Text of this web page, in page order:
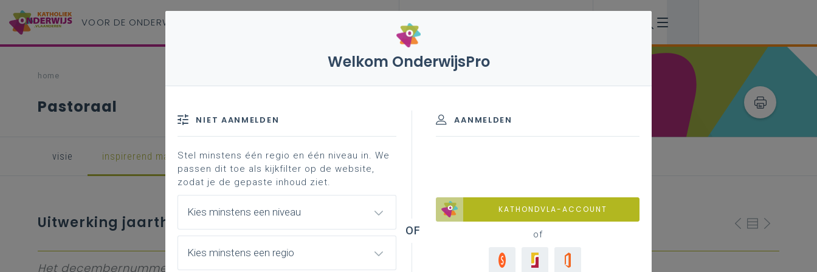
VOOR DE ONDERWIJS
home
Pastoraal
visie inspirerend materiaal rouw en verlies bezinning voor leerlingen
Uitwerking jaarthema Leeftocht – materialen advent en Kerstmis so
Het decembernummer van Leeftocht is getiteld ‘ruimte om (meer) mens te
Welkom OnderwijsPro
AANMELDEN
KATHONDVLA-ACCOUNT
of
NIET AANMELDEN
Stel minstens één regio en één niveau in. We
passen dit toe als kijkfilter op de website,
zodat je de gepaste inhoud ziet.
Kies minstens een niveau
Kies minstens een regio